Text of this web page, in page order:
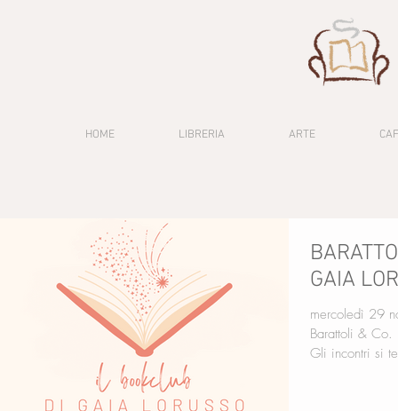
HOME LIBRERIA ARTE
GAIA
mercoledì 29
Barattoli & Co.
Gli incontri si